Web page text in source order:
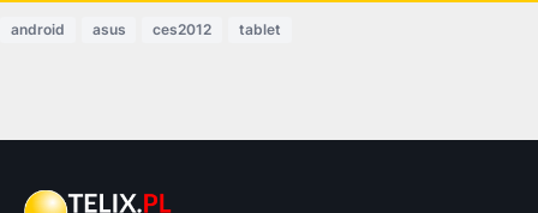
android asus ces2012 tablet